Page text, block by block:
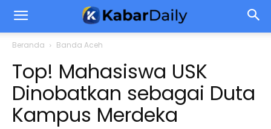
Beranda Banda Aceh
Top! Mahasiswa USK
Dinobatkan sebagai Duta
Kampus Merdeka